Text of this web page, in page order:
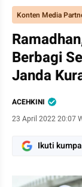
Konten Media
Berbagi
Janda
ACEHKINI
23 April 2022 20:07
Ikuti